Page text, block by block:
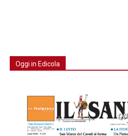
Oggi in Edicola